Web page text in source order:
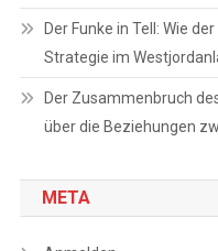
Der Funke in Tell: Wie
Strategie im
Der Zusammenbruch
über die Beziehungen
META